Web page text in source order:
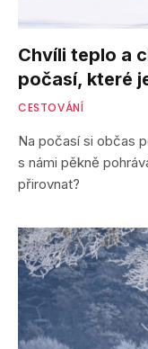
Chvíli teplo a
počasí, které
CESTOVÁNÍ
Na počasí si občas
s námi pěkně
přirovnat?